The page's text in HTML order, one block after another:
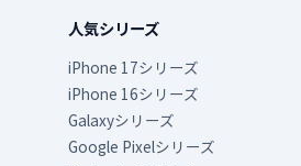
人気シリーズ
iPhone 17シリーズ
iPhone 16シリーズ
Galaxyシリーズ
Google Pixelシリーズ